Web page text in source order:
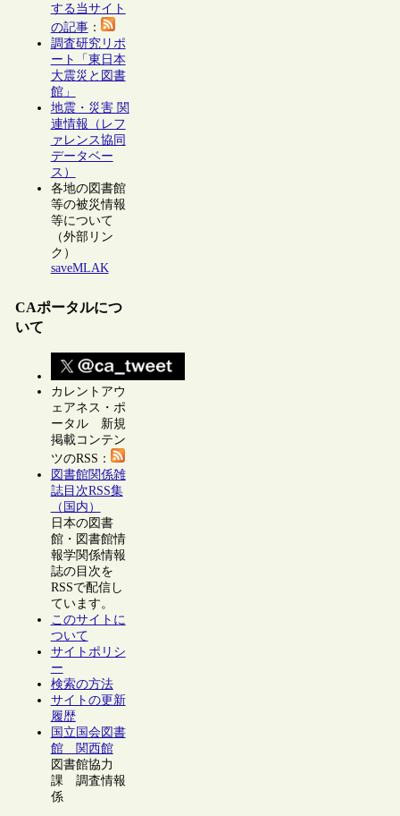
する当サイト
の記事：
調査研究リポ
ート「東日本
大震災と図書
館」
地震・災害 関
連情報（レフ
ァレンス協同
データベー
ス）
各地の図書館
等の被災情報
等について
（外部リン
ク）
saveMLAK
CAポータルにつ
いて
カレントアウ
ェアネス・ポ
ータル 新規
掲載コンテン
ツのRSS：
図書館関係雑
誌目次RSS集
（国内）
日本の図書
館・図書館情
報学関係情報
誌の目次を
RSSで配信し
ています。
このサイトに
ついて
サイトポリシ
ー
検索の方法
サイトの更新
履歴
国立国会図書
館 関西館
図書館協力
課 調査情報
係